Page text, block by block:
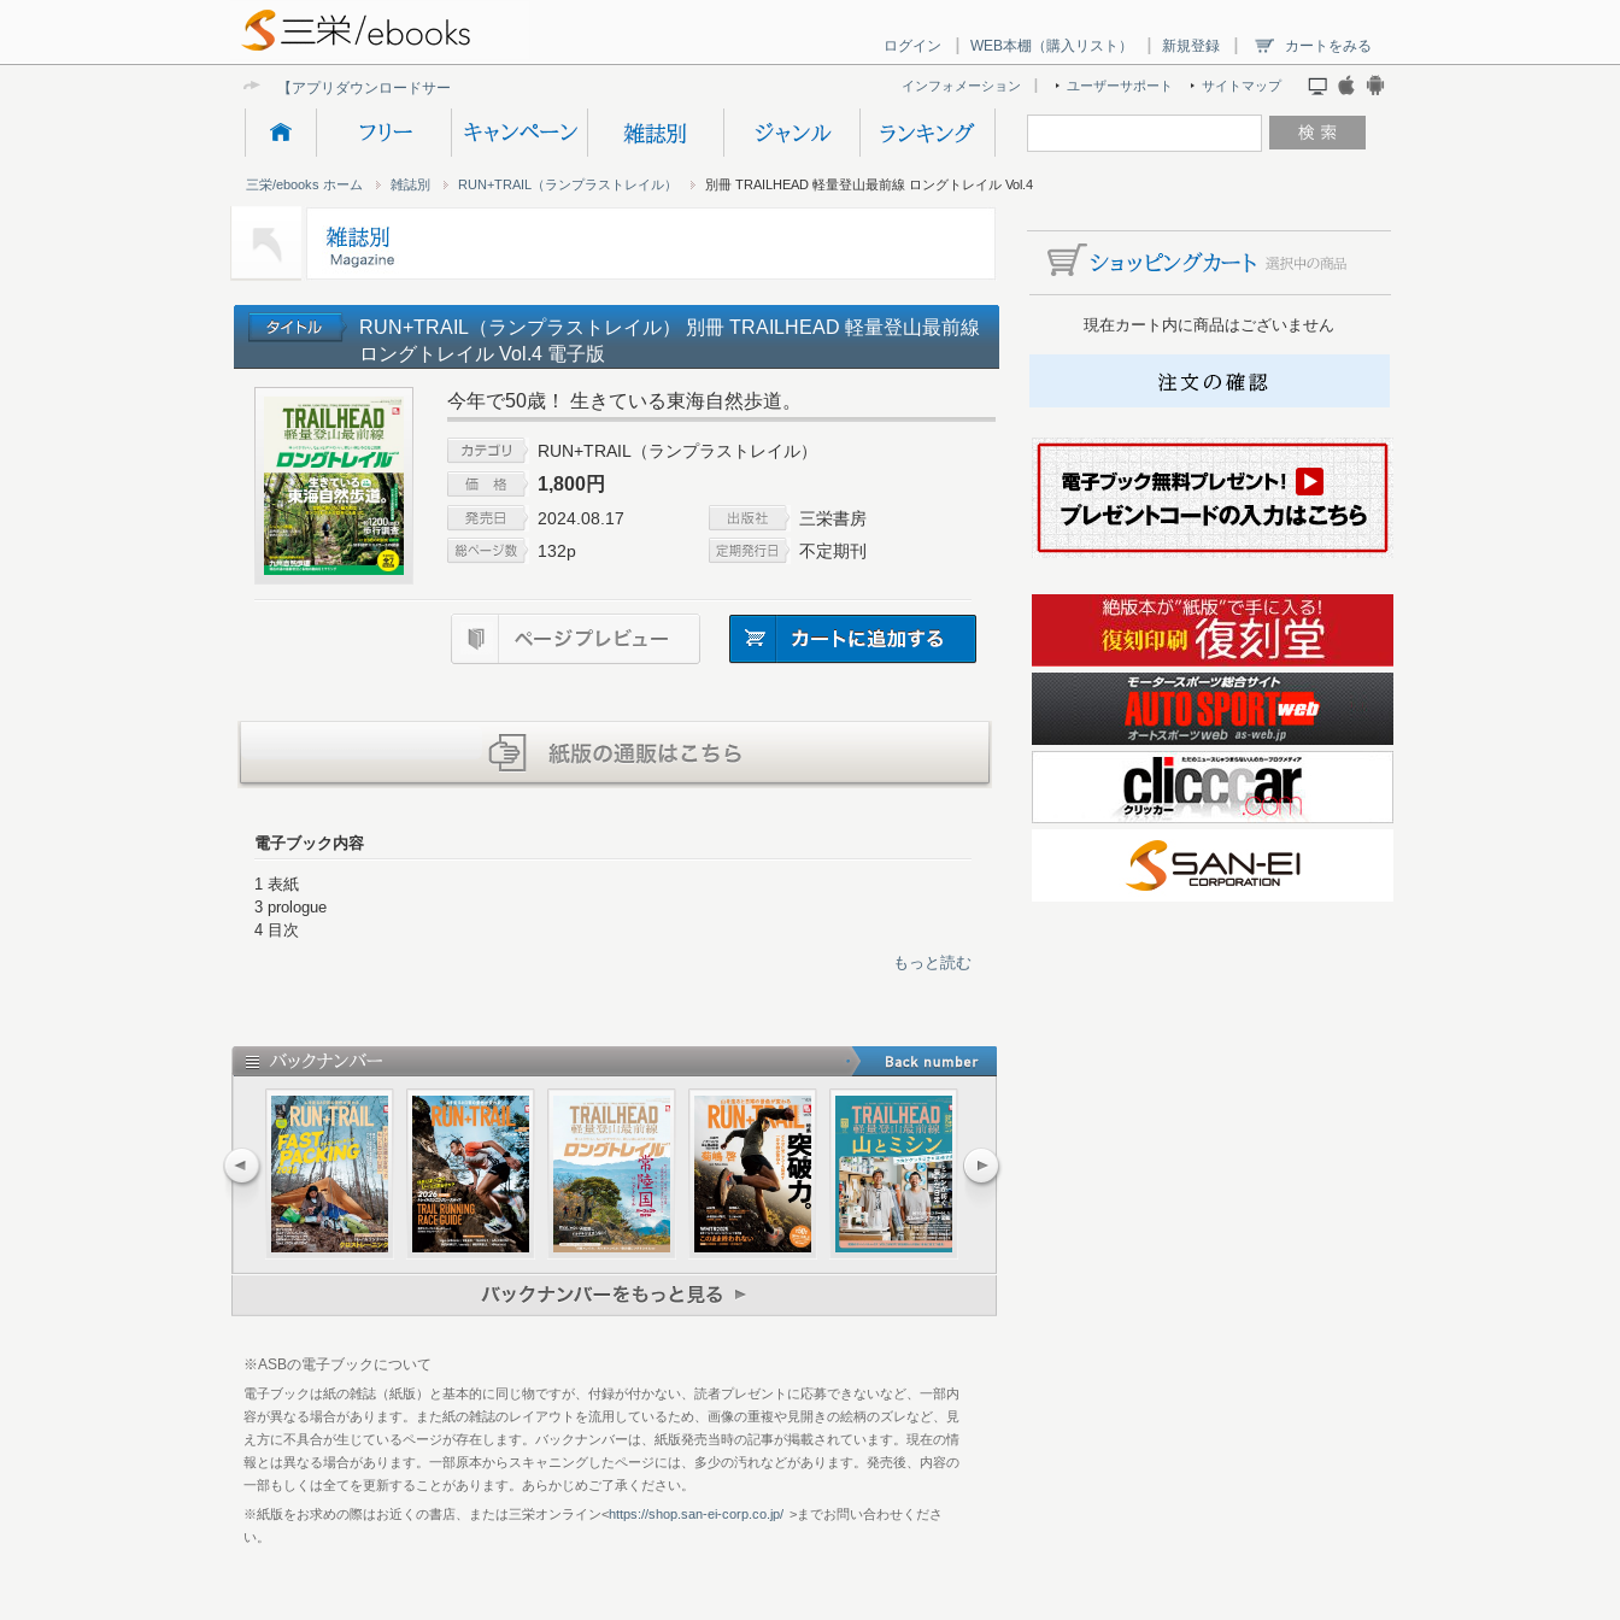
ログイン WEB本棚（購入リスト） 新規登録 カートをみる
インフォメーション ユーザーサポート サイトマップ
【アプリダウンロードサービス終了
三栄/ebooks ホーム 雑誌別 RUN+TRAIL（ランプラストレイル） 別冊 TRAILHEAD 軽量登山最前線 ロングトレイル Vol.4
RUN+TRAIL（ランプラストレイル） 別冊 TRAILHEAD 軽量登山最前線
ロングトレイル Vol.4 電子版
今年で50歳！ 生きている東海自然歩道。
RUN+TRAIL（ランプラストレイル）
1,800円
2024.08.17
三栄書房
132p
不定期刊
電子ブック内容
1 表紙
3 prologue
4 目次
20 東海自然歩道踏査レポート 調査隊1班
42 軽量装備例 鈴木 栄治
44 軽量装備例 勝俣 隆
46 KEY PERSON 水谷 努
47 調査隊2班
68 軽量装備例 長谷川 晋
70 軽量装備例 中島 悠二
72 KEY FACILITY MOOSE
75 軽量装備例 鈴木 一路
76 KEY PERSON 久保井 喬
77 調査隊3班
98 軽量装備例 丹生 茂義
101 シェルパ斉藤の回顧録 35年前と変わったこと 変わらないこと
108 九州自然歩道 108最新情報
120 座談会 AT視察アパラチアントレイル 佐藤有希／長谷川晋／相澤久美／松川亮太
128 EPILOGUE
130 奥付
もっと読む
※ASBの電子ブックについて
電子ブックは紙の雑誌（紙版）と基本的に同じ物ですが、付録が付かない、読者プレゼントに応募できないなど、一部内
容が異なる場合があります。また紙の雑誌のレイアウトを流用しているため、画像の重複や見開きの絵柄のズレなど、見
え方に不具合が生じているページが存在します。バックナンバーは、紙版発売当時の記事が掲載されています。現在の情
報とは異なる場合があります。一部原本からスキャニングしたページには、多少の汚れなどがあります。発売後、内容の
一部もしくは全てを更新することがあります。あらかじめご了承ください。
※紙版をお求めの際はお近くの書店、または三栄オンライン<https://shop.san-ei-corp.co.jp/ >までお問い合わせくださ
い。
現在カート内に商品はございません